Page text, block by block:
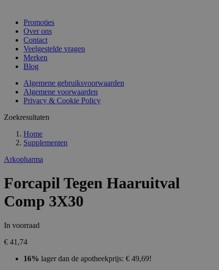
Promoties
Over ons
Contact
Veelgestelde vragen
Merken
Blog
Algemene gebruiksvoorwaarden
Algemene voorwaarden
Privacy & Cookie Policy
Zoekresultaten
Home
Supplementen
Arkopharma
Forcapil Tegen Haaruitval
Comp 3X30
In voorraad
€ 41,74
16% lager dan de apotheekprijs: € 49,69!